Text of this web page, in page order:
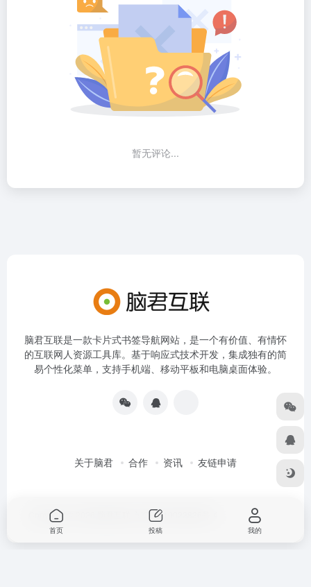
暂无评论...
脑君互联是一款卡片式书签导航网站，是一个有价值、有情怀
的互联网人资源工具库。基于响应式技术开发，集成独有的简
易个性化菜单，支持手机端、移动平板和电脑桌面体验。
关于脑君 合作 资讯 友链申请
Copyright © 2026 京ICP备19022836号-4
首页 投稿 我的